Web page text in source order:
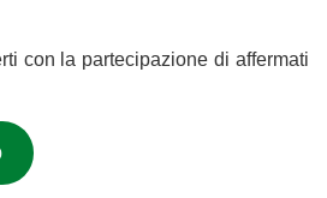
con la partecipazione di affermati